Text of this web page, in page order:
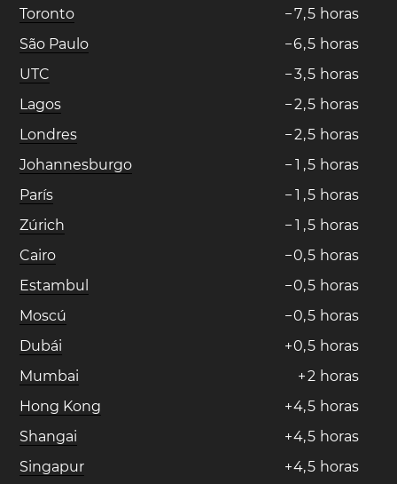
Toronto
−7,5 horas
São Paulo
−6,5 horas
UTC
−3,5 horas
Lagos
−2,5 horas
Londres
−2,5 horas
Johannesburgo
− 1 ,5 horas
París
− 1 ,5 horas
Zúrich
− 1 ,5 horas
Cairo
−0,5 horas
Estambul
−0,5 horas
Moscú
−0,5 horas
Dubái
+0,5 horas
Mumbai
+2 horas
Hong Kong
+4,5 horas
Shangai
+4,5 horas
Singapur
+4,5 horas